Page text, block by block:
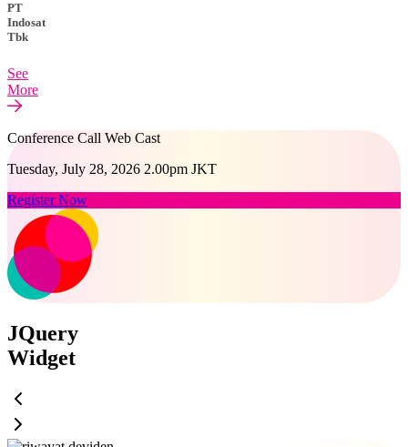
PT
Indosat
Tbk
See
More
Conference Call Web Cast
Tuesday, July 28, 2026 2.00pm JKT
Register Now
JQuery
Widget